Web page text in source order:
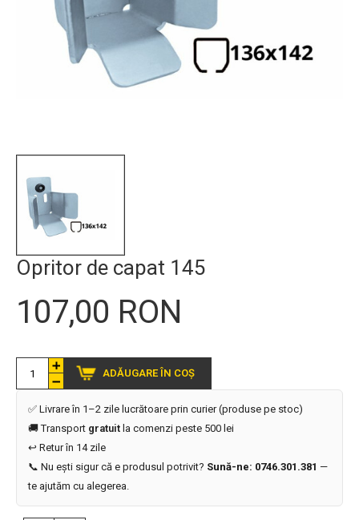
Opritor de capat 145
107,00 RON
ADĂUGARE ÎN COȘ
✅ Livrare în 1–2 zile lucrătoare prin curier (produse pe stoc)
🚚 Transport gratuit la comenzi peste 500 lei
↩️ Retur în 14 zile
📞 Nu ești sigur că e produsul potrivit? Sună-ne: 0746.301.381 —
te ajutăm cu alegerea.